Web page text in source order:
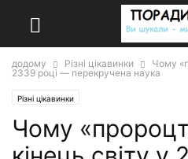
додому Різні цікавинки
Чому
2339 році — перекручена наука
Різні цікавинки
Чому